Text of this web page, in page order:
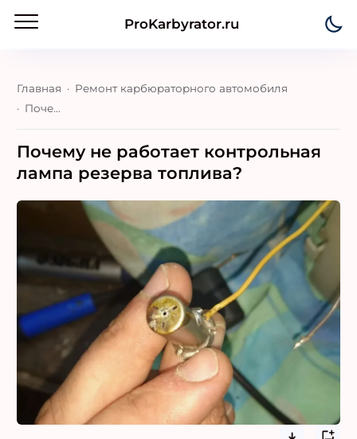
ProKarbyrator.ru
Главная
Ремонт карбюраторного автомобиля
Почему не работает контрольная лампа резерва топлива?
Почему не работает контрольная
лампа резерва топлива?